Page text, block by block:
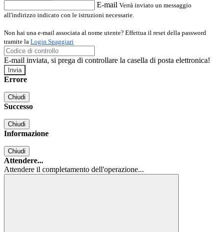
E-mail Verrà inviato un messaggio
all'indirizzo indicato con le istruzioni necessarie.
Non hai una e-mail associata al nome utente? Effettua il reset della password
tramite la Login Spaggiari
E-mail inviata, si prega di controllare la casella di posta elettronica!
Errore
Chiudi
Successo
Chiudi
Informazione
Chiudi
Attendere...
Attendere il completamento dell'operazione...